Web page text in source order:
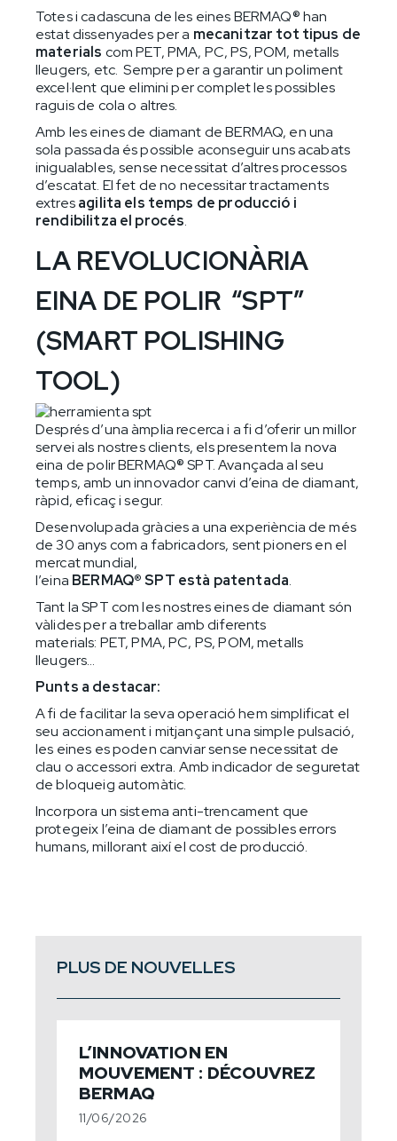
Totes i cadascuna de les eines BERMAQ® han
estat dissenyades per a mecanitzar tot tipus de
materials com PET, PMA, PC, PS, POM, metalls
lleugers, etc. Sempre per a garantir un poliment
excel·lent que elimini per complet les possibles
raguis de cola o altres.
Amb les eines de diamant de BERMAQ, en una
sola passada és possible aconseguir uns acabats
inigualables, sense necessitat d’altres processos
d’escatat. El fet de no necessitar tractaments
extresagilita els temps de producció i
rendibilitza el procés.
LA REVOLUCIONÀRIA
EINA DE POLIR “SPT”
(SMART POLISHING
TOOL)
Després d’una àmplia recerca i a fi d’oferir un millor
servei als nostres clients, els presentem la nova
eina de polir BERMAQ® SPT. Avançada al seu
temps, amb un innovador canvi d’eina de diamant,
ràpid, eficaç i segur.
Desenvolupada gràcies a una experiència de més
de 30 anys com a fabricadors, sent pioners en el
mercat mundial,
l’eina BERMAQ® SPT està patentada.
Tant la SPT com les nostres eines de diamant són
vàlides per a treballar amb diferents
materials: PET, PMA, PC, PS, POM, metalls
lleugers…
Punts a destacar:
A fi de facilitar la seva operació hem simplificat el
seu accionament i mitjançant una simple pulsació,
les eines es poden canviar sense necessitat de
clau o accessori extra. Amb indicador de seguretat
de bloqueig automàtic.
Incorpora un sistema anti-trencament que
protegeix l’eina de diamant de possibles errors
humans, millorant així el cost de producció.
PLUS DE NOUVELLES
L’INNOVATION EN
MOUVEMENT : DÉCOUVREZ
BERMAQ
11/06/2026